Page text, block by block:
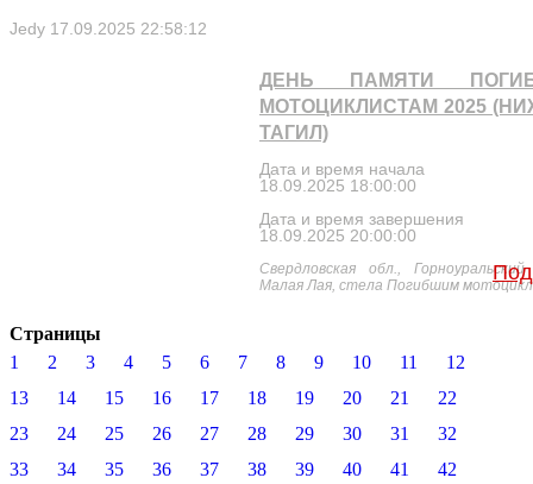
Jedy 17.09.2025 22:58:12
ДЕНЬ ПАМЯТИ
МОТОЦИКЛИСТАМ 2025
ТАГИЛ)
Дата и время начала
18.09.2025 18:00:00
Дата и время завершения
18.09.2025 20:00:00
Свердловская обл.,
Малая Лая, стела Погибшим
Страницы
1
2 3 4 5 6 7 8 9 10 11
12
13
14 15 16 17 18 19 20 21
22
23
24 25 26 27 28 29 30 31
32
33
34 35 36 37 38 39 40 41
42